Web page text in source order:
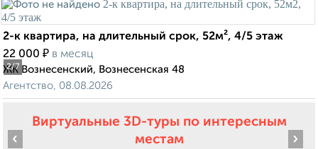
2/7
2-к квартира, на длительный срок, 52м², 4/5 этаж
22 000 ₽ в месяц
ЖК Вознесенский, Вознесенская 48
Агентство, 08.08.2026
Виртуальные 3D-туры по интересным
местам
‹ ›